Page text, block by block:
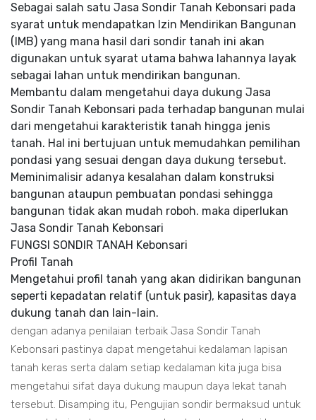
Sebagai salah satu Jasa Sondir Tanah Kebonsari pada
syarat untuk mendapatkan Izin Mendirikan Bangunan
(IMB) yang mana hasil dari sondir tanah ini akan
digunakan untuk syarat utama bahwa lahannya layak
sebagai lahan untuk mendirikan bangunan.
Membantu dalam mengetahui daya dukung Jasa
Sondir Tanah Kebonsari pada terhadap bangunan mulai
dari mengetahui karakteristik tanah hingga jenis
tanah. Hal ini bertujuan untuk memudahkan pemilihan
pondasi yang sesuai dengan daya dukung tersebut.
Meminimalisir adanya kesalahan dalam konstruksi
bangunan ataupun pembuatan pondasi sehingga
bangunan tidak akan mudah roboh. maka diperlukan
Jasa Sondir Tanah Kebonsari
FUNGSI SONDIR TANAH Kebonsari
Profil Tanah
Mengetahui profil tanah yang akan didirikan bangunan
seperti kepadatan relatif (untuk pasir), kapasitas daya
dukung tanah dan lain-lain.
dengan adanya penilaian terbaik Jasa Sondir Tanah
Kebonsari pastinya dapat mengetahui kedalaman lapisan
tanah keras serta dalam setiap kedalaman kita juga bisa
mengetahui sifat daya dukung maupun daya lekat tanah
tersebut. Disamping itu, Pengujian sondir bermaksud untuk